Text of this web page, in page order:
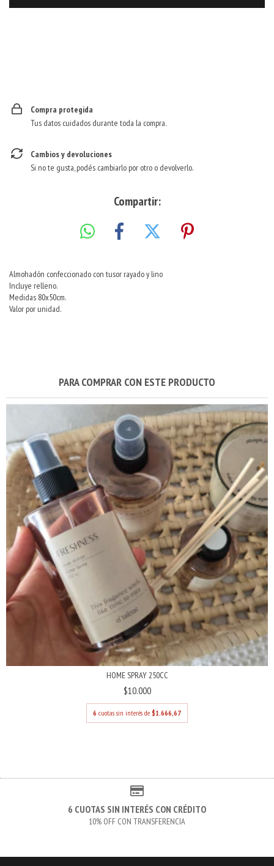
Compra protegida
Tus datos cuidados durante toda la compra.
Cambios y devoluciones
Si no te gusta, podés cambiarlo por otro o devolverlo.
Compartir:
Almohadón confeccionado con tusor rayado y lino
Incluye relleno.
Medidas 80x50cm.
Valor por unidad.
PARA COMPRAR CON ESTE PRODUCTO
HOME SPRAY 250CC
$10.000
6 cuotas sin interés de $1.666,67
6 CUOTAS SIN INTERÉS CON CRÉDITO
10% OFF CON TRANSFERENCIA